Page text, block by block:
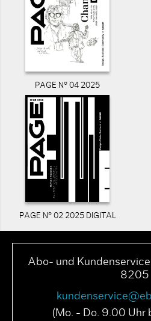
PAGE N° 04 2025
PAGE N° 02 2025 DIGITAL
Abo- und
8205
(Mo. - Do. 9.00 Uhr